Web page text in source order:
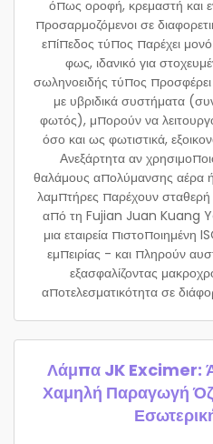
όπως οροφή, κρεμαστή και
προσαρμοζόμενοι σε
επίπεδος τύπος παρέχει
φως, ιδανικό για
σωληνοειδής τύπος
με υβριδικά συστήματα
φωτός), μπορούν να
όσο και ως φωτιστικά,
Ανεξάρτητα αν
θαλάμους απολύμανσης αέρα
λαμπτήρες παρέχουν
από τη Fujian Juan Kuang
μια εταιρεία
εμπειρίας - και πληρούν
εξασφαλίζοντας
αποτελεσματικότητα σε
Λάμπα JK Excimer:
Χαμηλή Παραγωγή